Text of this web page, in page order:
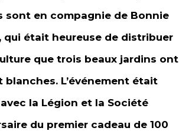
sont en compagnie de Bonnie
qui était heureuse de distribuer
que trois beaux jardins ont
L’événement était
la Légion et la Société
du premier cadeau de 100